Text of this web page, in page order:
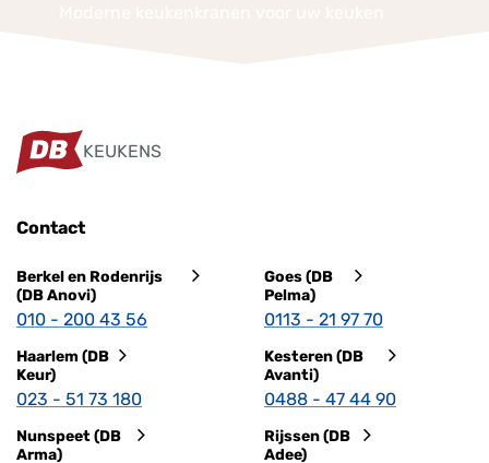
KEUKENS
Contact
Berkel en Rodenrijs
(DB Anovi)
010 - 200 43 56
Goes (DB
Pelma)
0113 - 21 97 70
Haarlem (DB
Keur)
023 - 51 73 180
Kesteren (DB
Avanti)
0488 - 47 44 90
Nunspeet (DB
Arma)
Rijssen (DB
Adee)